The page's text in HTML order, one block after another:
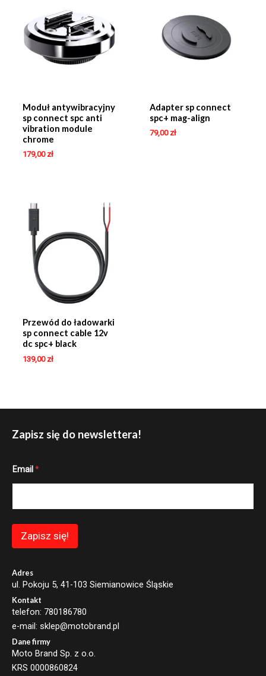
Moduł antywibracyjny
sp connect spc anti
vibration module
chrome
179,00 zł
Adapter sp connect
spc+ mag-align
79,00 zł
Przewód do ładowarki
sp connect cable 12v
dc spc+ black
139,00 zł
Zapisz się do newslettera!
E
l
i
Email *
Zapisz się!
Adres
ul. Pokoju 5, 41-103 Siemianowice Śląskie
Kontakt
telefon: 780186780
e-mail: sklep@motobrand.pl
Dane firmy
Moto Brand Sp. z o.o.
KRS 0000860824